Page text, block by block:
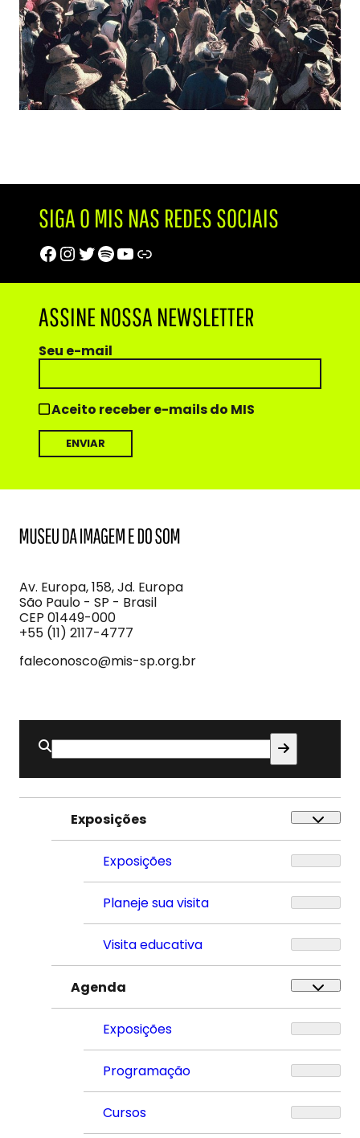
SIGA O MIS NAS REDES SOCIAIS
Facebook
Instagram
Twitter
Spotify
Youtube
Trip Advisor
ASSINE NOSSA NEWSLETTER
Seu e-mail
Aceito receber e-mails do MIS
Imagem
e
do
Som
Av. Europa, 158, Jd. Europa
São Paulo - SP - Brasil
CEP 01449-000
+55 (11) 2117-4777
faleconosco@mis-sp.org.br
Buscar
por:
Exposições
Exposições
Planeje sua visita
Visita educativa
Agenda
Exposições
Programação
Cursos